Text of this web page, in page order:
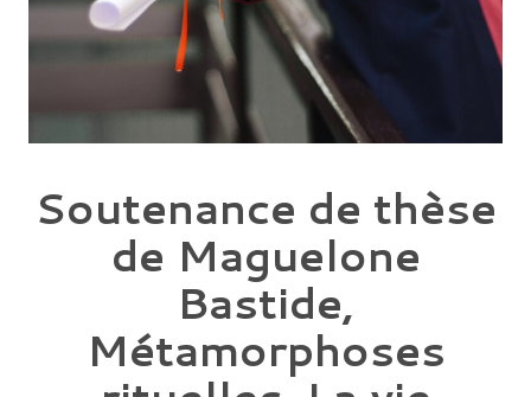
Soutenance de thèse
de Maguelone
Bastide,
Métamorphoses